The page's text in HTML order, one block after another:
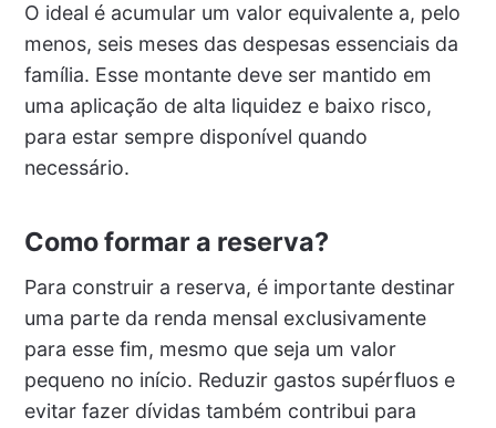
O ideal é acumular um valor equivalente a, pelo
menos, seis meses das despesas essenciais da
família. Esse montante deve ser mantido em
uma aplicação de alta liquidez e baixo risco,
para estar sempre disponível quando
necessário.
Como formar a reserva?
Para construir a reserva, é importante destinar
uma parte da renda mensal exclusivamente
para esse fim, mesmo que seja um valor
pequeno no início. Reduzir gastos supérfluos e
evitar fazer dívidas também contribui para